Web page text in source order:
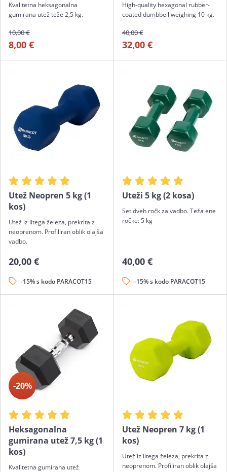
Kvalitetna heksagonalna
gumirana utež teže 2,5 kg.
10,00 €
8,00 €
High-quality hexagonal rubber-
coated dumbbell weighing 10 kg.
40,00 €
32,00 €
Utež Neopren 5 kg (1
kos)
Utež iz litega železa, prekrita z
neoprenom. Profiliran oblik olajša
vadbo.
20,00 €
-15% s kodo PARACOT15
Uteži 5 kg (2 kosa)
Set dveh ročk za vadbo. Teža ene
ročke: 5 kg
40,00 €
-15% s kodo PARACOT15
-20%
Heksagonalna
gumirana utež 7,5 kg (1
kos)
Kvalitetna gumirana utež
Utež Neopren 7 kg (1
kos)
Utež iz litega železa, prekrita z
neoprenom. Profiliran oblik olajša